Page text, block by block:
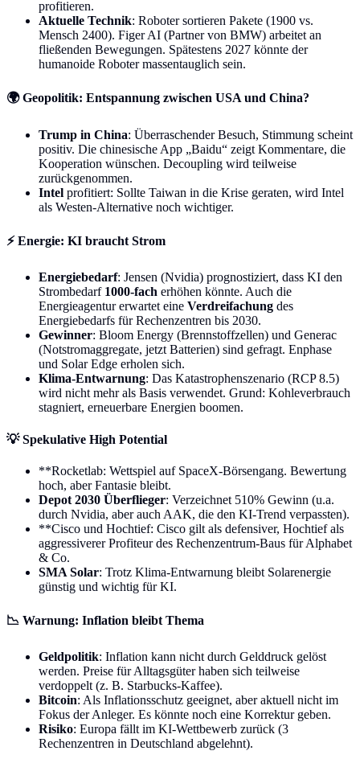
profitieren.
Aktuelle Technik: Roboter sortieren Pakete (1900 vs.
Mensch 2400). Figer AI (Partner von BMW) arbeitet an
fließenden Bewegungen. Spätestens 2027 könnte der
humanoide Roboter massentauglich sein.
🌍Geopolitik: Entspannung zwischen USA und China?
Trump in China: Überraschender Besuch, Stimmung scheint
positiv. Die chinesische App „Baidu“ zeigt Kommentare, die
Kooperation wünschen. Decoupling wird teilweise
zurückgenommen.
Intel profitiert: Sollte Taiwan in die Krise geraten, wird Intel
als Westen-Alternative noch wichtiger.
⚡Energie: KI braucht Strom
Energiebedarf: Jensen (Nvidia) prognostiziert, dass KI den
Strombedarf 1000-fach erhöhen könnte. Auch die
Energieagentur erwartet eine Verdreifachung des
Energiebedarfs für Rechenzentren bis 2030.
Gewinner: Bloom Energy (Brennstoffzellen) und Generac
(Notstromaggregate, jetzt Batterien) sind gefragt. Enphase
und Solar Edge erholen sich.
Klima-Entwarnung: Das Katastrophenszenario (RCP 8.5)
wird nicht mehr als Basis verwendet. Grund: Kohleverbrauch
stagniert, erneuerbare Energien boomen.
💡Spekulative High Potential
**Rocketlab: Wettspiel auf SpaceX-Börsengang. Bewertung
hoch, aber Fantasie bleibt.
Depot 2030 Überflieger: Verzeichnet 510% Gewinn (u.a.
durch Nvidia, aber auch AAK, die den KI-Trend verpassten).
**Cisco und Hochtief: Cisco gilt als defensiver, Hochtief als
aggressiverer Profiteur des Rechenzentrum-Baus für Alphabet
& Co.
SMA Solar: Trotz Klima-Entwarnung bleibt Solarenergie
günstig und wichtig für KI.
📉 Warnung: Inflation bleibt Thema
Geldpolitik: Inflation kann nicht durch Gelddruck gelöst
werden. Preise für Alltagsgüter haben sich teilweise
verdoppelt (z. B. Starbucks-Kaffee).
Bitcoin: Als Inflationsschutz geeignet, aber aktuell nicht im
Fokus der Anleger. Es könnte noch eine Korrektur geben.
Risiko: Europa fällt im KI-Wettbewerb zurück (3
Rechenzentren in Deutschland abgelehnt).